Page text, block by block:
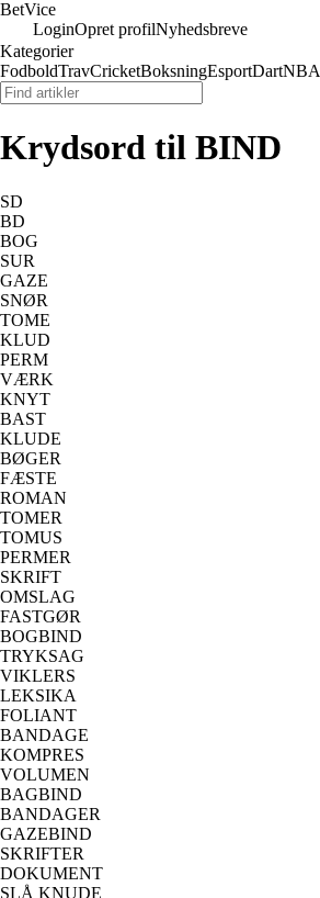
BetVice
LoginOpret profilNyhedsbreve
Kategorier
FodboldTravCricketBoksningEsportDartNBA
Krydsord til BIND
SD
BD
BOG
SUR
GAZE
SNØR
TOME
KLUD
PERM
VÆRK
KNYT
BAST
KLUDE
BØGER
FÆSTE
ROMAN
TOMER
TOMUS
PERMER
SKRIFT
OMSLAG
FASTGØR
BOGBIND
TRYKSAG
VIKLERS
LEKSIKA
FOLIANT
BANDAGE
KOMPRES
VOLUMEN
BAGBIND
BANDAGER
GAZEBIND
SKRIFTER
DOKUMENT
SLÅ KNUDE